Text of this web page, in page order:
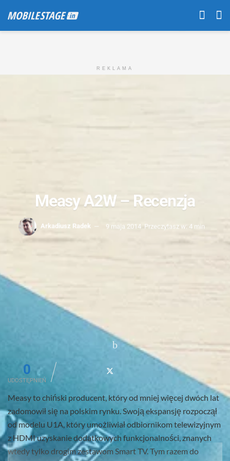
REKLAMA
Measy A2W – Recenzja
Arkadiusz Radek 9 maja 2014 Przeczytasz w: 4 min
0
UDOSTĘPNIEŃ
Measy to chiński producent, który od mniej więcej dwóch lat
zadomowił się na polskim rynku. Swoją ekspansję rozpoczął
od modelu U1A, który umożliwiał odbiornikom telewizyjnym
z HDMI uzyskanie dodatkowych funkcjonalności, znanych
wtedy tylko drogim zestawom Smart TV. Tym razem do